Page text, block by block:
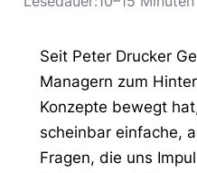
Seit Peter Drucker
Managern zum
Konzepte bewegt
scheinbar einfache,
Fragen, die uns